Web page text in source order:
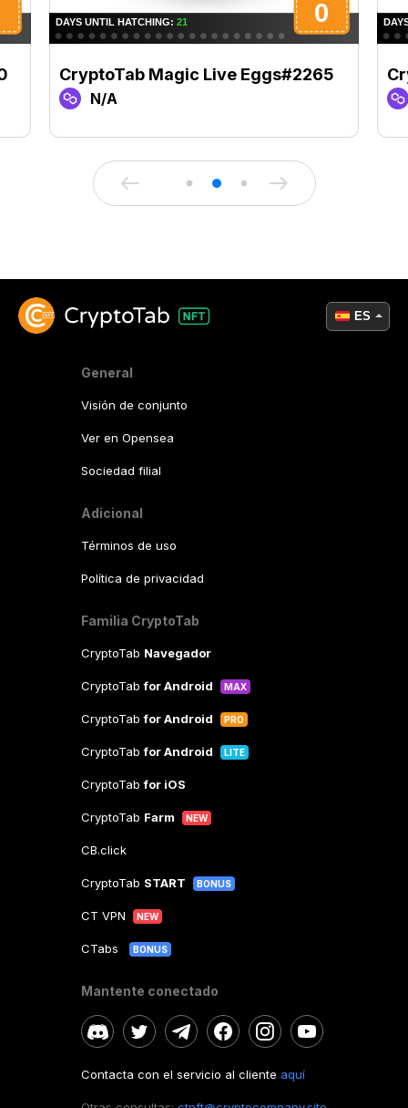
CryptoTab Magic Live Eggs#2265
N/A
General
Visión de conjunto
Ver en Opensea
Sociedad filial
Adicional
Términos de uso
Política de privacidad
Familia CryptoTab
CryptoTab Navegador
CryptoTabfor Android MAX
CryptoTabfor Android PRO
CryptoTabfor Android LITE
CryptoTabfor iOS
CryptoTab Farm NEW
CB.click
CryptoTab START BONUS
CT VPN NEW
CTabs BONUS
Mantente conectado
Contacta con el servicio al cliente aquí
ES